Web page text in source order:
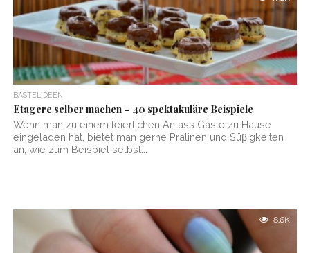
BASTELIDEEN
Etagere selber machen – 40 spektakuläre Beispiele
Wenn man zu einem feierlichen Anlass Gäste zu Hause
eingeladen hat, bietet man gerne Pralinen und Süβigkeiten
an, wie zum Beispiel selbst...
8.6K